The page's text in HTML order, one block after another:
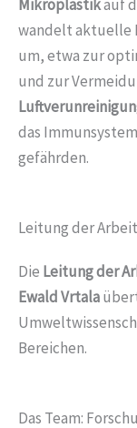
Mikroplastikauf
wandelt aktuelle
um, etwa zur
und zur
das
gefährden.
Leitung der
Die Leitung der
Ewald Vrtala
Bereichen.
Das Team: